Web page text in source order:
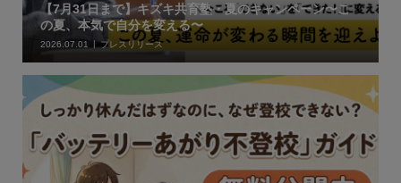
【7月31日まで】キズキ共育塾・夏のキャンペーン〜こ
の夏、本気で自分を変える〜
2026.07.01 プレスリリース